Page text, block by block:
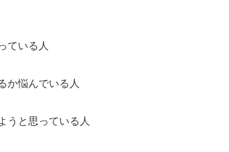
ている人
か悩んでいる人
うと思っている人